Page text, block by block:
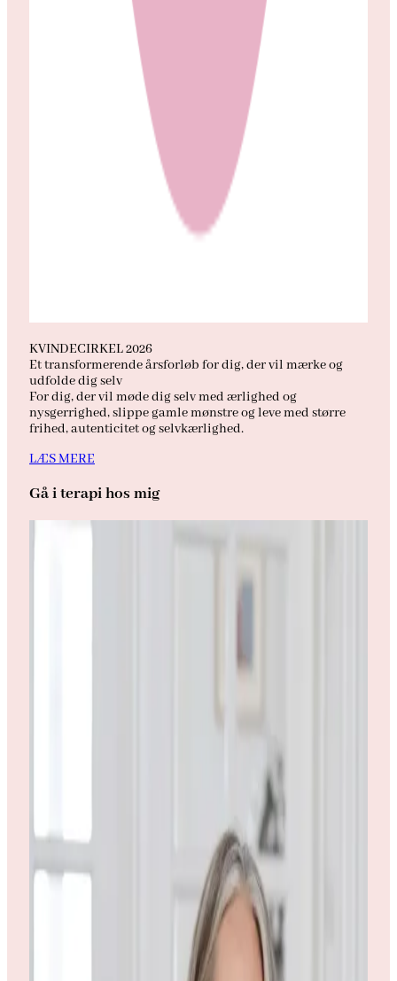
KVINDECIRKEL 2026
Et transformerende årsforløb for dig, der vil mærke og
udfolde dig selv
For dig, der vil møde dig selv med ærlighed og
nysgerrighed, slippe gamle mønstre og leve med større
frihed, autenticitet og selvkærlighed.
LÆS MERE
Gå i terapi hos mig